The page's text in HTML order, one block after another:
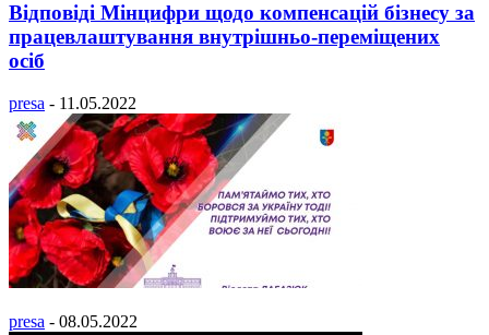
Відповіді Мінцифри щодо компенсацій бізнесу за
працевлаштування внутрішньо-переміщених
осіб
presa - 11.05.2022
presa - 08.05.2022